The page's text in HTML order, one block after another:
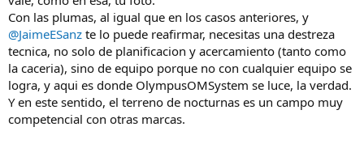
Con las plumas, al igual que en los casos anteriores, y
@JaimeESanz te lo puede reafirmar, necesitas una destreza
tecnica, no solo de planificacion y acercamiento (tanto como
la caceria), sino de equipo porque no con cualquier equipo se
logra, y aqui es donde OlympusOMSystem se luce, la verdad.
Y en este sentido, el terreno de nocturnas es un campo muy
competencial con otras marcas.